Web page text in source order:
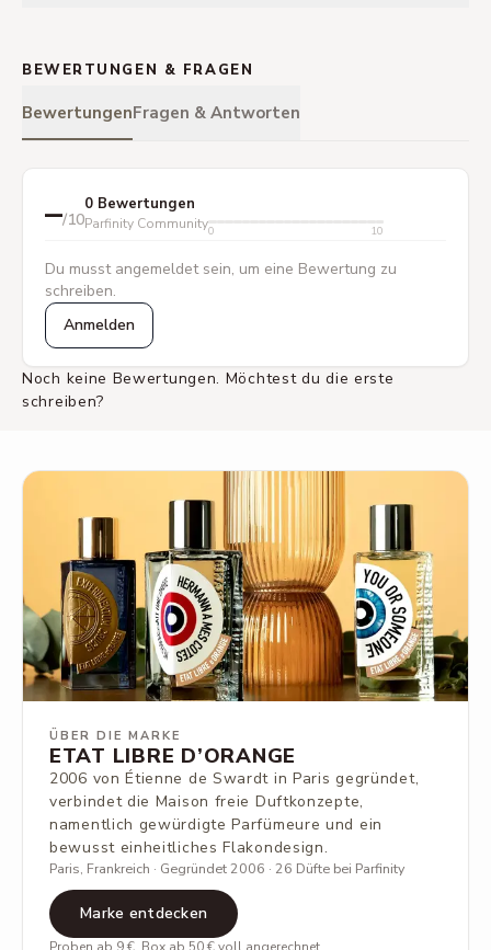
BEWERTUNGEN & FRAGEN
BewertungenFragen & Antworten
–/10
0 Bewertungen
Parfinity Community0 10
Du musst angemeldet sein, um eine Bewertung zu
schreiben.
Anmelden
Noch keine Bewertungen. Möchtest du die erste
schreiben?
ÜBER DIE MARKE
ETAT LIBRE D’ORANGE
2006 von Étienne de Swardt in Paris gegründet,
verbindet die Maison freie Duftkonzepte,
namentlich gewürdigte Parfümeure und ein
bewusst einheitliches Flakondesign.
Paris, Frankreich · Gegründet 2006 · 26 Düfte bei Parfinity
Marke entdecken